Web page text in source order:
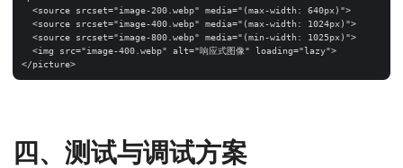
  <source srcset="image-200.webp" media="(max-width: 640px)">
  <source srcset="image-400.webp" media="(max-width: 1024px)">
  <source srcset="image-800.webp" media="(min-width: 1025px)">
  <img src="image-400.webp" alt="响应式图像" loading="lazy">
四、测试与调试方案